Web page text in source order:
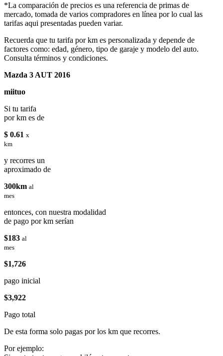
*La comparación de precios es una referencia de primas de
mercado, tomada de varios compradores en línea por lo cual las
tarifas aqui presentadas pueden variar.
Recuerda que tu tarifa por km es personalizada y depende de
factores como: edad, género, tipo de garaje y modelo del auto.
Consulta términos y condiciones.
Mazda 3 AUT 2016
miituo
Si tu tarifa
por km es de
$ 0.61 x
km
y recorres un
aproximado de
300km al
mes
entonces, con nuestra modalidad
de pago por km serían
$183 al
mes
$1,726
pago inicial
$3,922
Pago total
De esta forma solo pagas por los km que recorres.
Por ejemplo: